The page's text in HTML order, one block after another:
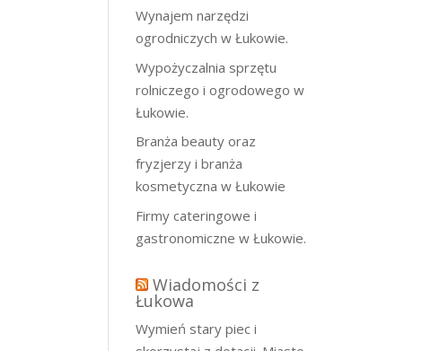
Wynajem narzędzi
ogrodniczych w Łukowie.
Wypożyczalnia sprzętu
rolniczego i ogrodowego w
Łukowie.
Branża beauty oraz
fryzjerzy i branża
kosmetyczna w Łukowie
Firmy cateringowe i
gastronomiczne w Łukowie.
Wiadomości z
Łukowa
Wymień stary piec i